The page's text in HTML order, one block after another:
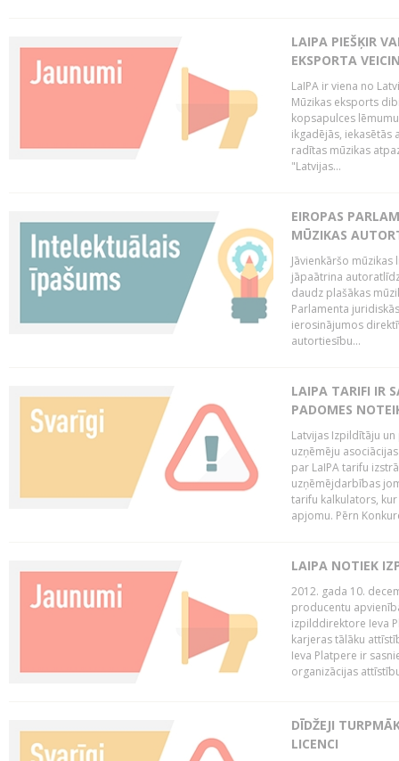
LAIPA PIEŠĶIR
EKSPORTA
LaIPA ir viena no
Mūzikas eksports
kopsapulces
ikgadējās, iekasētās
radītas mūzikas
"Latvijas...
EIROPAS
MŪZIKAS
Jāvienkāršo
jāpaātrina
daudz plašākas
Parlamenta
ierosinājumos
autortiesību...
LAIPA TARIFI IR
PADOMES
Latvijas Izpildītāju
uzņēmēju
par LaIPA tarifu
uzņēmējdarbības
tarifu kalkulators,
apjomu. Pērn
LAIPA NOTIEK
2012. gada 10.
producentu
izpilddirektore Ieva
karjeras tālāku
Ieva Platpere ir
organizācijas
DĪDŽEJI
LICENCI